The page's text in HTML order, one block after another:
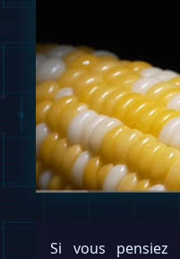
Si vous